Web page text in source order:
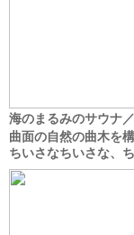
海のまるみのサウナ
曲面の自然の曲木を
ちいさなちいさな、